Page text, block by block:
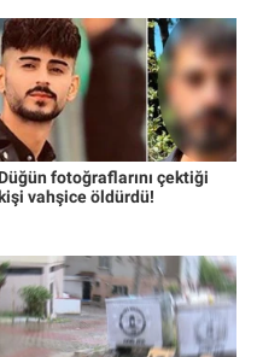
Düğün fotoğraflarını çektiği
vahşice öldürdü!